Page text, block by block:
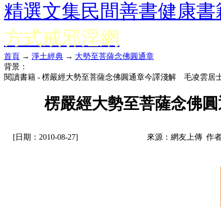
精選文集民間善書健康書
方式戒邪淫網
首頁 → 淨土經典 → 大勢至菩薩念佛圓通章
背景：
閱讀書籍 - 楞嚴經大勢至菩薩念佛圓通章今譯淺解 毛凌雲居
楞嚴經大勢至菩薩念佛
[日期：2010-08-27] 來源：網友上傳 作